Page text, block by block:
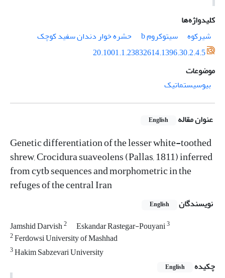
کلیدواژه‌ها
شیرکوه
سیتوکروم b
حشره خوار دندان سفید کوچک
20.1001.1.23832614.1396.30.2.4.5
موضوعات
بیوسیستماتیک
عنوان مقاله English
Genetic differentiation of the lesser white-toothed
shrew, Crocidura suaveolens (Pallas, 1811) inferred
from cytb sequences and morphometric in the
refuges of the central Iran
نویسندگان English
Jamshid Darvish2 Eskandar Rastegar-Pouyani3
2Ferdowsi University of Mashhad
3Hakim Sabzevari University
چکیده
English